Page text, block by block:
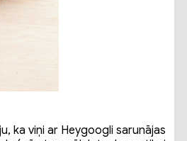
ka viņi ar Heygoogli sarunājas